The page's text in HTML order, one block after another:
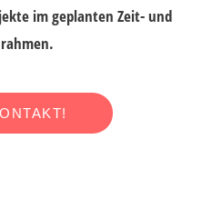
im geplanten Zeit- und